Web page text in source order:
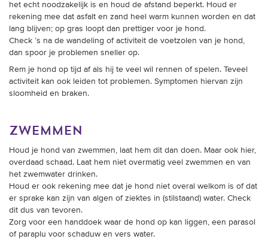
het echt noodzakelijk is en houd de afstand beperkt. Houd er
rekening mee dat asfalt en zand heel warm kunnen worden en dat
lang blijven; op gras loopt dan prettiger voor je hond.
Check ’s na de wandeling of activiteit de voetzolen van je hond,
dan spoor je problemen sneller op.
Rem je hond op tijd af als hij te veel wil rennen of spelen. Teveel
activiteit kan ook leiden tot problemen. Symptomen hiervan zijn
sloomheid en braken.
zwemmen
Houd je hond van zwemmen, laat hem dit dan doen. Maar ook hier,
overdaad schaad. Laat hem niet overmatig veel zwemmen en van
het zwemwater drinken.
Houd er ook rekening mee dat je hond niet overal welkom is of dat
er sprake kan zijn van algen of ziektes in (stilstaand) water. Check
dit dus van tevoren.
Zorg voor een handdoek waar de hond op kan liggen, een parasol
of paraplu voor schaduw en vers water.